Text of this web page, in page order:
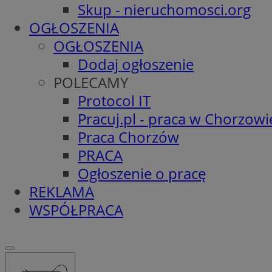
Skup - nieruchomosci.org
OGŁOSZENIA
OGŁOSZENIA
Dodaj ogłoszenie
POLECAMY
Protocol IT
Pracuj.pl - praca w
Praca Chorzów
PRACA
Ogłoszenie o pracę
REKLAMA
WSPÓŁPRACA